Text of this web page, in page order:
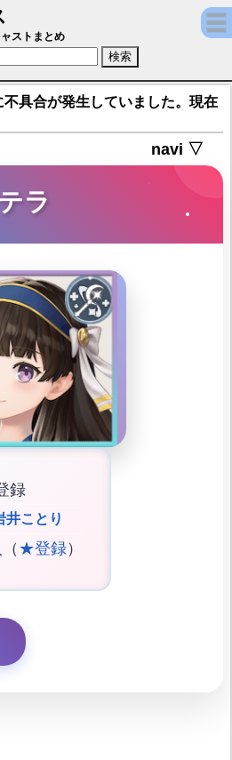
声優：小岩井ことり)【レス
ストまとめ
具合が発生していました。現在
navi ▽
ラ
録
井ことり
★登録）